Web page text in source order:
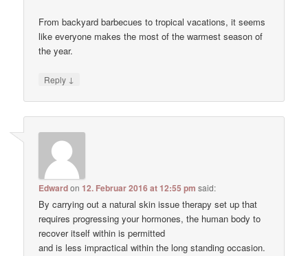
From backyard barbecues to tropical vacations, it seems
like everyone makes the most of the warmest season of
the year.
Reply ↓
Edwardon12. Februar 2016 at 12:55 pm said:
By carrying out a natural skin issue therapy set up that
requires progressing your hormones, the human body to
recover itself within is permitted
and is less impractical within the long standing occasion.